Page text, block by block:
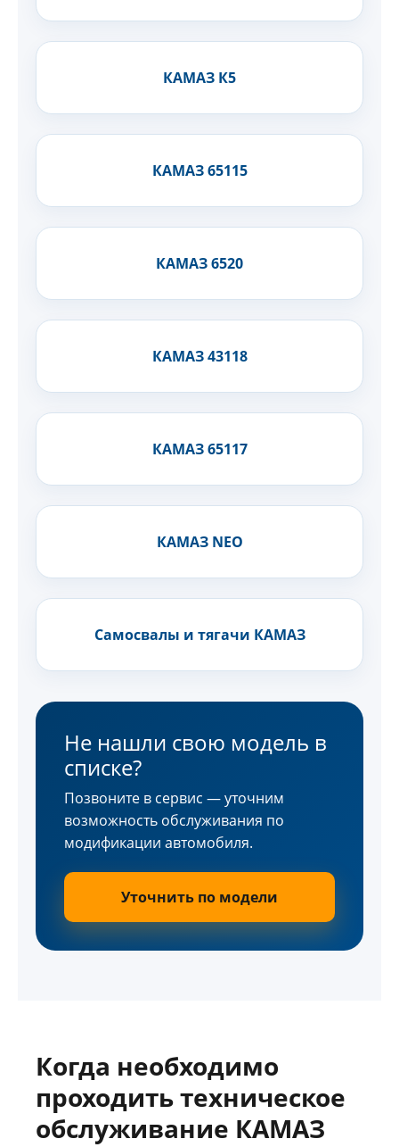
КАМАЗ К5
КАМАЗ 65115
КАМАЗ 6520
КАМАЗ 43118
КАМАЗ 65117
КАМАЗ NEO
Самосвалы и тягачи КАМАЗ
Не нашли свою модель в
списке?
Позвоните в сервис — уточним
возможность обслуживания по
модификации автомобиля.
Уточнить по модели
Когда необходимо
проходить техническое
обслуживание КАМАЗ